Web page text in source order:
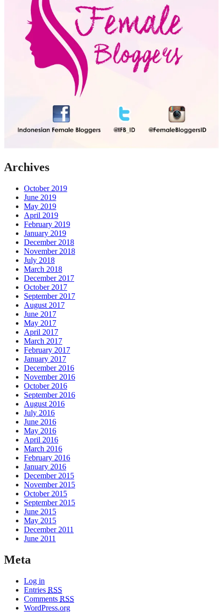
Archives
October 2019
June 2019
May 2019
April 2019
February 2019
January 2019
December 2018
November 2018
July 2018
March 2018
December 2017
October 2017
September 2017
August 2017
June 2017
May 2017
April 2017
March 2017
February 2017
January 2017
December 2016
November 2016
October 2016
September 2016
August 2016
July 2016
June 2016
May 2016
April 2016
March 2016
February 2016
January 2016
December 2015
November 2015
October 2015
September 2015
June 2015
May 2015
December 2011
June 2011
Meta
Log in
Entries RSS
Comments RSS
WordPress.org